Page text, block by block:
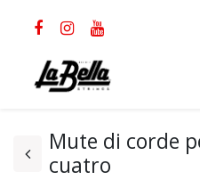
Mute di corde
cuatro